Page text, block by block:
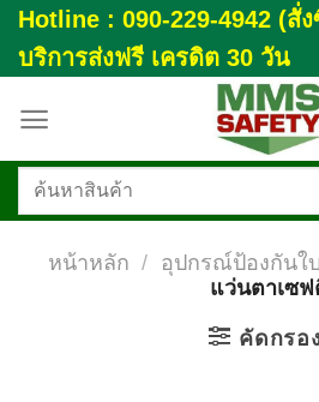
Skip
to
content
Hotline : 090-229-4942 (สั่
บริการส่งฟรี เครดิต 30 วัน
ค้นหา:
หน้าหลัก / อุปกรณ์ป้องกันใ
แว่นตาเซฟ
คัดกรอ